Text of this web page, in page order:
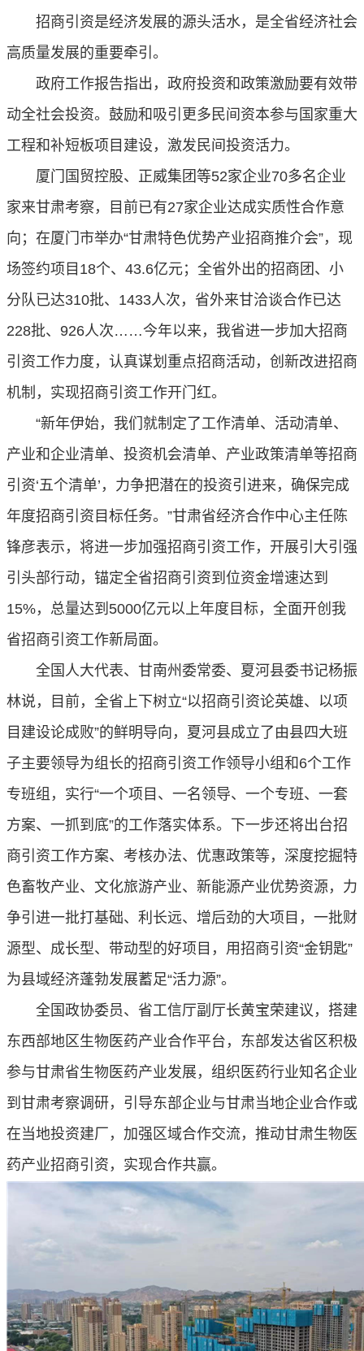
招商引资是经济发展的源头活水，是全省经济社会
高质量发展的重要牵引。
政府工作报告指出，政府投资和政策激励要有效带
动全社会投资。鼓励和吸引更多民间资本参与国家重大
工程和补短板项目建设，激发民间投资活力。
厦门国贸控股、正威集团等52家企业70多名企业
家来甘肃考察，目前已有27家企业达成实质性合作意
向；在厦门市举办“甘肃特色优势产业招商推介会”，现
场签约项目 18个、 43.6亿元；全省外出的招商团、小
分队已达310批、 1433人次，省外来甘洽谈合作已达
228批、 926人次……今年以来，我省进一步加大招商
引资工作力度，认真谋划重点招商活动，创新改进招商
机制，实现招商引资工作开门红。
“新年伊始，我们就制定了工作清单、活动清单、
产业和企业清单、投资机会清单、产业政策清单等招商
引资‘五个清单’，力争把潜在的投资引进来，确保完成
年度招商引资目标任务。”甘肃省经济合作中心主任陈
锋彦表示，将进一步加强招商引资工作，开展引大引强
引头部行动，锚定全省招商引资到位资金增速达到
15%，总量达到 5000亿元以上年度目标，全面开创我
省招商引资工作新局面。
全国人大代表、甘南州委常委、夏河县委书记杨振
林说，目前，全省上下树立“以招商引资论英雄、以项
目建设论成败”的鲜明导向，夏河县成立了由县四大班
子主要领导为组长的招商引资工作领导小组和 6个工作
专班组，实行“一个项目、一名领导、一个专班、一套
方案、一抓到底”的工作落实体系。下一步还将出台招
商引资工作方案、考核办法、优惠政策等，深度挖掘特
色畜牧产业、文化旅游产业、新能源产业优势资源，力
争引进一批打基础、利长远、增后劲的大项目，一批财
源型、成长型、带动型的好项目，用招商引资“金钥匙”
为县域经济蓬勃发展蓄足“活力源”。
全国政协委员、省工信厅副厅长黄宝荣建议，搭建
东西部地区生物医药产业合作平台，东部发达省区积极
参与甘肃省生物医药产业发展，组织医药行业知名企业
到甘肃考察调研，引导东部企业与甘肃当地企业合作或
在当地投资建厂，加强区域合作交流，推动甘肃生物医
药产业招商引资，实现合作共赢。